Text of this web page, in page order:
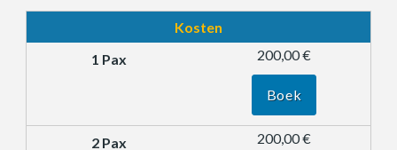
Kosten
200,00 €
Boek
200,00 €